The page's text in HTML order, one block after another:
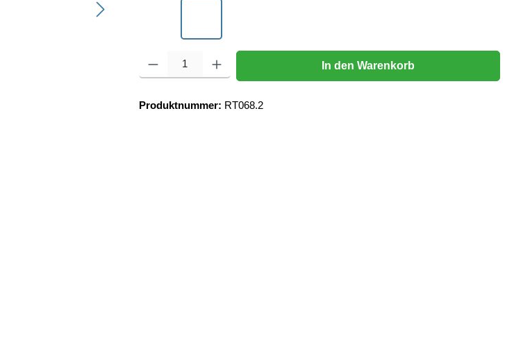
Produkt Anzahl: Gib den gewünschten Wert ein oder benutze die Schaltflächen um die Anzahl zu
In den Warenkorb
Produktnummer: RT068.2